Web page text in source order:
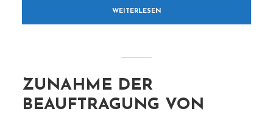
WEITERLESEN
ZUNAHME DER
BEAUFTRAGUNG VON